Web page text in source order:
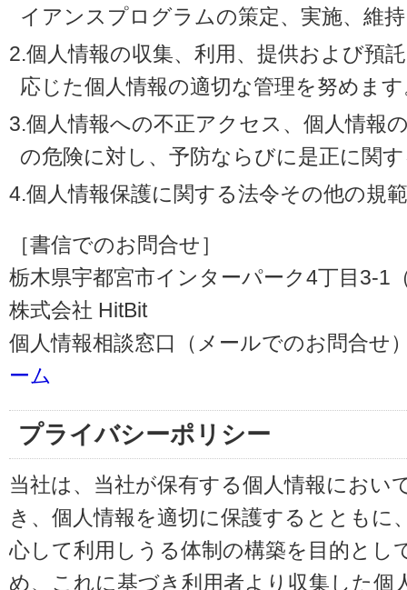
イアンスプログラムの策定、実施、維
2.個人情報の収集、利用、提供および預
応じた個人情報の適切な管理を努めま
3.個人情報への不正アクセス、個人情報
の危険に対し、予防ならびに是正に関
4.個人情報保護に関する法令その他の規
［書信でのお問合せ］
栃木県宇都宮市インターパーク4丁目3-1
株式会社 HitBit
個人情報相談窓口（メールでのお問合せ
ーム
プライバシーポリシー
当社は、当社が保有する個人情報におい
き、個人情報を適切に保護するとともに
心して利用しうる体制の構築を目的とし
め、これに基づき利用者より収集した個